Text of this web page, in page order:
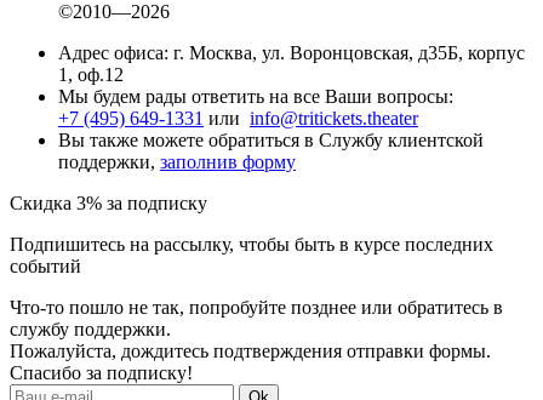
©2010—2026
Адрес офиса: г. Москва, ул. Воронцовская, д35Б, корпус
1, оф.12
Мы будем рады ответить на все Ваши вопросы:
+7 (495) 649-1331 или info@tritickets.theater
Вы также можете обратиться в Службу клиентской
поддержки, заполнив форму
Скидка 3% за подписку
Подпишитесь на рассылку, чтобы быть в курсе последних
событий
Что-то пошло не так, попробуйте позднее или обратитесь в
службу поддержки.
Пожалуйста, дождитесь подтверждения отправки формы.
Спасибо за подписку!